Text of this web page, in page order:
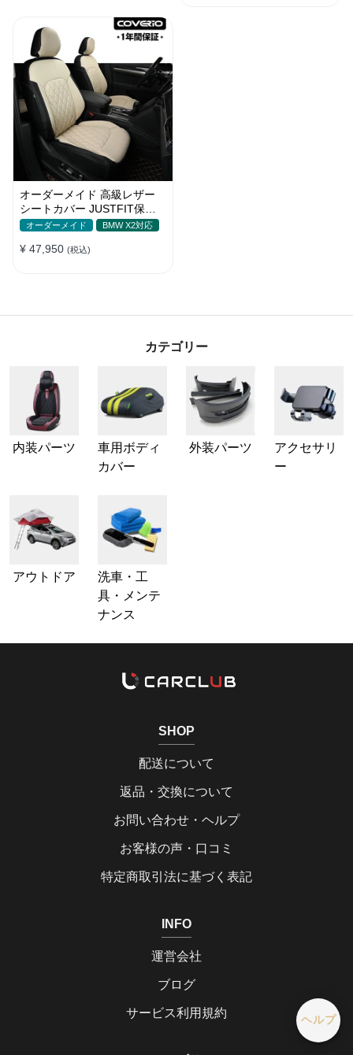
オーダーメイド 高級レザー
シートカバー JUSTFIT保証
防汚・防水 おしゃれ 全席セ
オーダーメイド BMW X2対応
¥ 47,950 (税込)
カテゴリー
内装パーツ
車用ボディ
カバー
外装パーツ
アクセサリ
ー
アウトドア
洗車・工
具・メンテ
ナンス
SHOP
配送について
返品・交換について
お問い合わせ・ヘルプ
お客様の声・口コミ
特定商取引法に基づく表記
INFO
運営会社
ブログ
サービス利用規約 ヘルプ